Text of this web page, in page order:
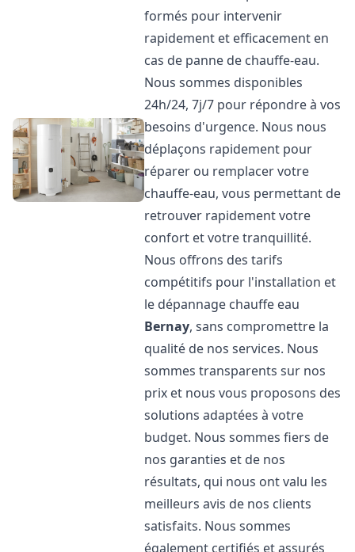
formés pour intervenir
rapidement et efficacement en
cas de panne de chauffe-eau.
Nous sommes disponibles
24h/24, 7j/7 pour répondre à vos
besoins d'urgence. Nous nous
déplaçons rapidement pour
réparer ou remplacer votre
chauffe-eau, vous permettant de
retrouver rapidement votre
confort et votre tranquillité.
Nous offrons des tarifs
compétitifs pour l'installation et
le dépannage chauffe eau
Bernay, sans compromettre la
qualité de nos services. Nous
sommes transparents sur nos
prix et nous vous proposons des
solutions adaptées à votre
budget. Nous sommes fiers de
nos garanties et de nos
résultats, qui nous ont valu les
meilleurs avis de nos clients
satisfaits. Nous sommes
également certifiés et assurés